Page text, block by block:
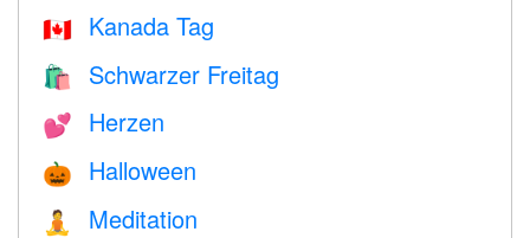
🇨🇦 Kanada Tag
🛍 Schwarzer Freitag
💕 Herzen
🎃 Halloween
🧘 Meditation